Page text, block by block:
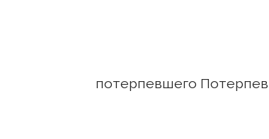
потерпевшего